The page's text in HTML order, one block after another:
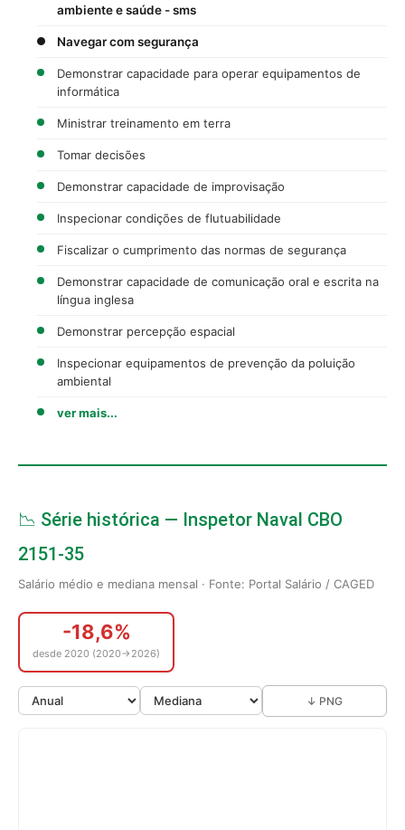
ambiente e saúde - sms
Navegar com segurança
Demonstrar capacidade para operar equipamentos de
informática
Ministrar treinamento em terra
Tomar decisões
Demonstrar capacidade de improvisação
Inspecionar condições de flutuabilidade
Fiscalizar o cumprimento das normas de segurança
Demonstrar capacidade de comunicação oral e escrita na
língua inglesa
Demonstrar percepção espacial
Inspecionar equipamentos de prevenção da poluição
ambiental
ver mais...
📉 Série histórica — Inspetor Naval CBO
2151-35
Salário médio e mediana mensal · Fonte: Portal Salário / CAGED
-18,6%
desde 2020 (2020→2026)
↓ PNG